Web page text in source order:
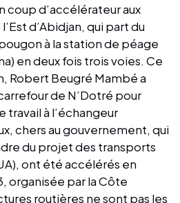
coup d’accélérateur aux
d’Abidjan, qui part du
à la station de péage
en deux fois trois voies. Ce
Robert Beugré Mambé a
de N’Dotré pour
travail à l’échangeur
chers au gouvernement, qui
du projet des transports
ont été accélérés en
organisée par la Côte
routières ne sont pas les